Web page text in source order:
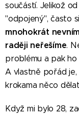
součástí. Jelikož
"odpojený", často
mnohokrát
raději neřešíme.
problému a pak
A vlastně pořád je,
krokama něco
Když mi bylo 28,